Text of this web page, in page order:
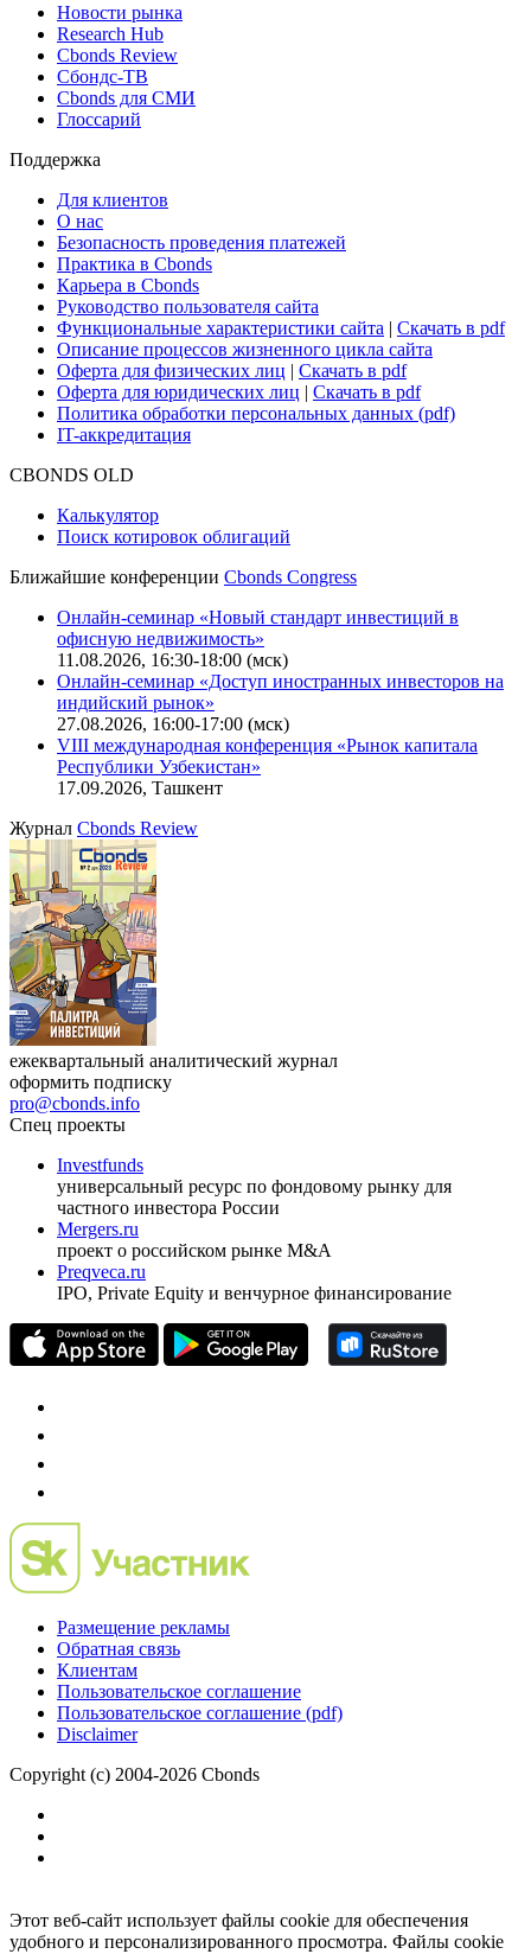
Новости рынка
Research Hub
Cbonds Review
Сбондс-ТВ
Cbonds для СМИ
Глоссарий
Поддержка
Для клиентов
О нас
Безопасность проведения платежей
Практика в Cbonds
Карьера в Cbonds
Руководство пользователя сайта
Функциональные характеристики сайта | Скачать в pdf
Описание процессов жизненного цикла сайта
Оферта для физических лиц | Скачать в pdf
Оферта для юридических лиц | Скачать в pdf
Политика обработки персональных данных (pdf)
IT-аккредитация
CBONDS OLD
Калькулятор
Поиск котировок облигаций
Ближайшие конференции Cbonds Congress
Онлайн-семинар «Новый стандарт инвестиций в
офисную недвижимость»
11.08.2026, 16:30-18:00 (мск)
Онлайн-семинар «Доступ иностранных инвесторов на
индийский рынок»
27.08.2026, 16:00-17:00 (мск)
VIII международная конференция «Рынок капитала
Республики Узбекистан»
17.09.2026, Ташкент
Журнал Cbonds Review
ежеквартальный аналитический журнал
оформить подписку
pro@cbonds.info
Спец проекты
Investfunds
универсальный ресурс по фондовому рынку для
частного инвестора России
Mergers.ru
проект о российском рынке M&A
Preqveca.ru
IPO, Private Equity и венчурное финансирование
Размещение рекламы
Обратная связь
Клиентам
Пользовательское соглашение
Пользовательское соглашение (pdf)
Disclaimer
Copyright (c) 2004-2026 Cbonds
Этот веб-сайт использует файлы cookie для обеспечения
удобного и персонализированного просмотра. Файлы cookie